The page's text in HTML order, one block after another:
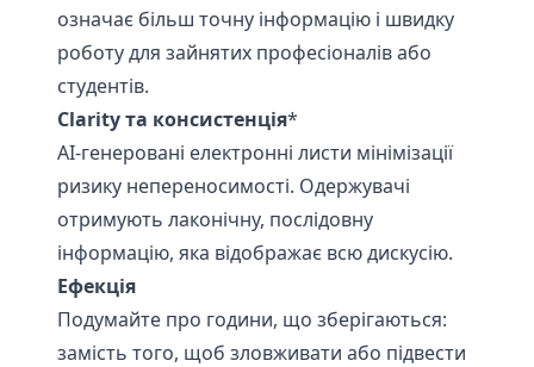
означає більш точну інформацію і швидку
роботу для зайнятих професіоналів або
студентів.
Clarity та консистенція*
АІ-генеровані електронні листи мінімізації
ризику непереносимості. Одержувачі
отримують лаконічну, послідовну
інформацію, яка відображає всю дискусію.
Ефекція
Подумайте про години, що зберігаються:
замість того, щоб зловживати або підвести